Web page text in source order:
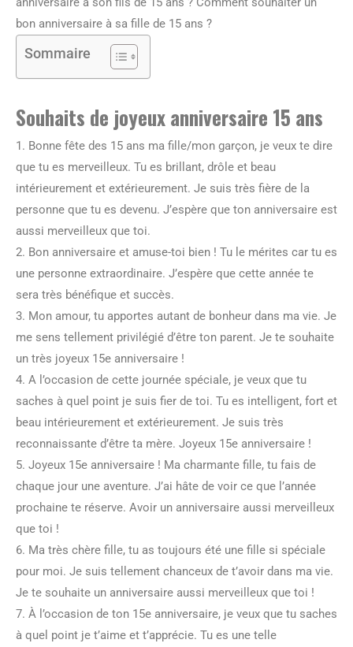
bon anniversaire à sa fille de 15 ans ?
Sommaire
Souhaits de joyeux anniversaire 15 ans
1. Bonne fête des 15 ans ma fille/mon garçon, je veux te dire
que tu es merveilleux. Tu es brillant, drôle et beau
intérieurement et extérieurement. Je suis très fière de la
personne que tu es devenu. J’espère que ton anniversaire est
aussi merveilleux que toi.
2. Bon anniversaire et amuse-toi bien ! Tu le mérites car tu es
une personne extraordinaire. J’espère que cette année te
sera très bénéfique et succès.
3. Mon amour, tu apportes autant de bonheur dans ma vie. Je
me sens tellement privilégié d’être ton parent. Je te souhaite
un très joyeux 15e anniversaire !
4. A l’occasion de cette journée spéciale, je veux que tu
saches à quel point je suis fier de toi. Tu es intelligent, fort et
beau intérieurement et extérieurement. Je suis très
reconnaissante d’être ta mère. Joyeux 15e anniversaire !
5. Joyeux 15e anniversaire ! Ma charmante fille, tu fais de
chaque jour une aventure. J’ai hâte de voir ce que l’année
prochaine te réserve. Avoir un anniversaire aussi merveilleux
que toi !
6. Ma très chère fille, tu as toujours été une fille si spéciale
pour moi. Je suis tellement chanceux de t’avoir dans ma vie.
Je te souhaite un anniversaire aussi merveilleux que toi !
7. À l’occasion de ton 15e anniversaire, je veux que tu saches
à quel point je t’aime et t’apprécie. Tu es une telle